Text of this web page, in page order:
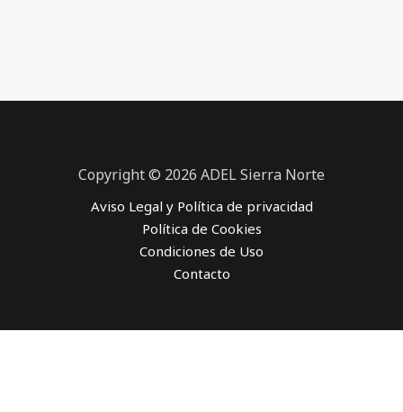
Copyright © 2026 ADEL Sierra Norte
Aviso Legal y Política de privacidad
Política de Cookies
Condiciones de Uso
Contacto